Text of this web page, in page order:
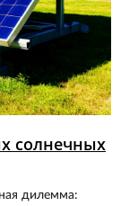
солнечных
дилемма: